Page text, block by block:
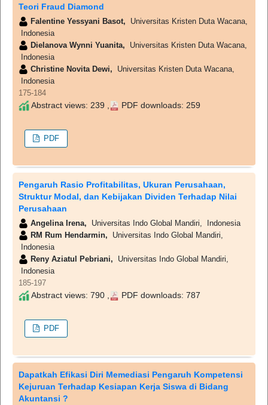
Teori Fraud Diamond
Falentine Yessyani Basot, Universitas Kristen Duta Wacana,
Indonesia
Dielanova Wynni Yuanita, Universitas Kristen Duta Wacana,
Indonesia
Christine Novita Dewi, Universitas Kristen Duta Wacana,
Indonesia
175-184
Abstract views: 239 , PDF downloads: 259
PDF
Pengaruh Rasio Profitabilitas, Ukuran Perusahaan,
Struktur Modal, dan Kebijakan Dividen Terhadap Nilai
Perusahaan
Angelina Irena, Universitas Indo Global Mandiri, Indonesia
RM Rum Hendarmin, Universitas Indo Global Mandiri,
Indonesia
Reny Aziatul Pebriani, Universitas Indo Global Mandiri,
Indonesia
185-197
Abstract views: 790 , PDF downloads: 787
PDF
Dapatkah Efikasi Diri Memediasi Pengaruh Kompetensi
Kejuruan Terhadap Kesiapan Kerja Siswa di Bidang
Akuntansi ?